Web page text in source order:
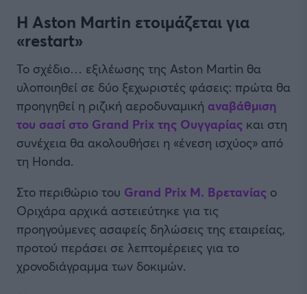
Η Aston Martin ετοιμάζεται για
«restart»
Το σχέδιο… εξιλέωσης της Aston Martin θα
υλοποιηθεί σε δύο ξεχωριστές φάσεις: πρώτα θα
προηγηθεί η ριζική αεροδυναμική αναβάθμιση
του σασί στο Grand Prix της Ουγγαρίας και στη
συνέχεια θα ακολουθήσει η «ένεση ισχύος» από
τη Honda.
Στο περιθώριο του Grand Prix Μ. Βρετανίας ο
Οριχάρα αρχικά αστειεύτηκε για τις
προηγούμενες ασαφείς δηλώσεις της εταιρείας,
προτού περάσει σε λεπτομέρειες για το
χρονοδιάγραμμα των δοκιμών.